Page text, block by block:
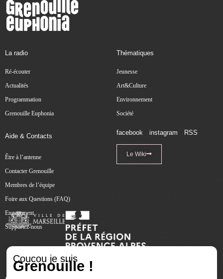
La radio
Ré-écouter
Actualités
Programmation
Grenouille Euphonia
Thématiques
Jeunesse
Art&Culture
Environnement
Société
Aide & Contacts
Être à l’antenne
Contacter Grenouille
Membres de l’équipe
Foire aux Questions (FAQ)
Engagement
Supportez-nous
facebook instagram RSS
Le Wiki
Coucou je suis
Grenouille !